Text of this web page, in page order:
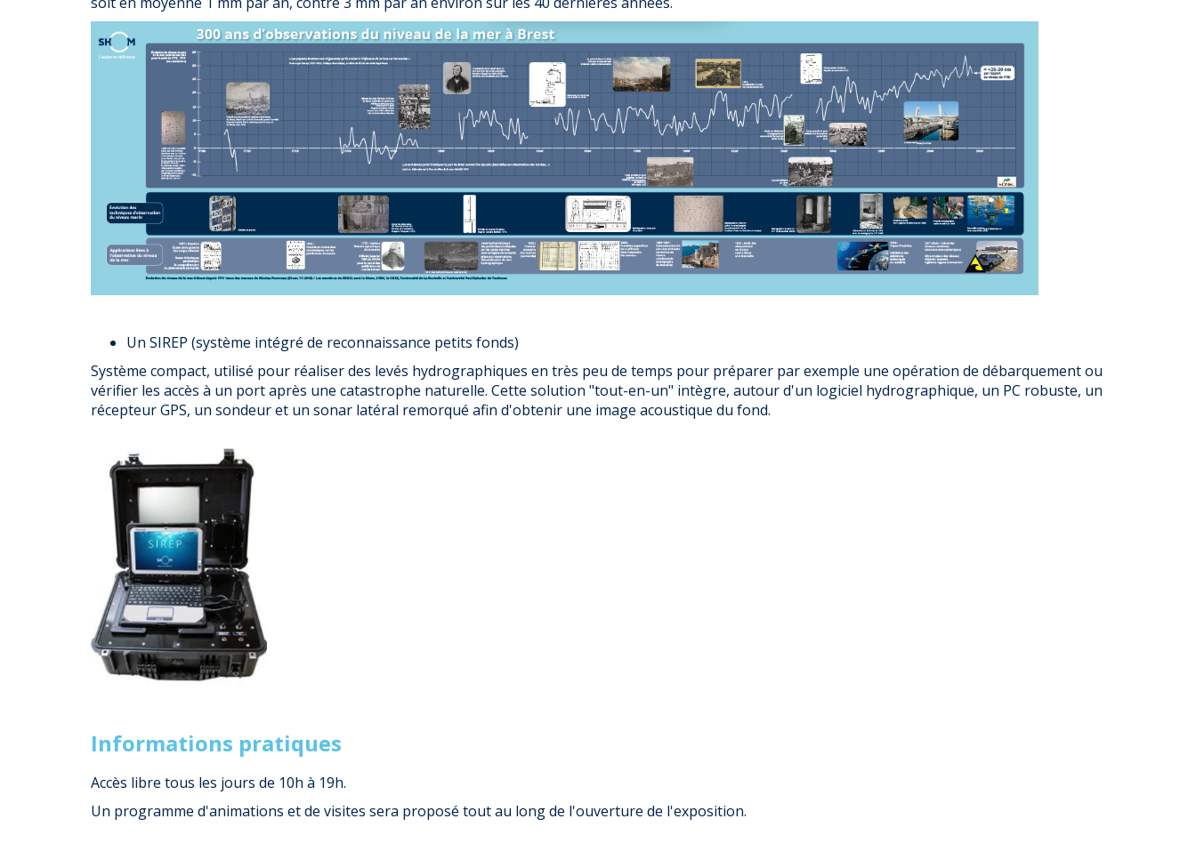
Un SIREP (système intégré de reconnaissance petits fonds)
Système compact, utilisé pour réaliser des levés hydrographiques en très peu de temps pour préparer par exemple une opération de débarquement ou
vérifier les accès à un port après une catastrophe naturelle. Cette solution "tout-en-un" intègre, autour d'un logiciel hydrographique, un PC robuste, un
récepteur GPS, un sondeur et un sonar latéral remorqué afin d'obtenir une image acoustique du fond.
Informations pratiques
Accès libre tous les jours de 10h à 19h.
Un programme d'animations et de visites sera proposé tout au long de l'ouverture de l'exposition.